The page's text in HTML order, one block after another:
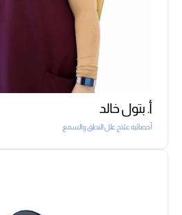
أ. بتول خالد
أخصائية علاج علل النطق والسمع